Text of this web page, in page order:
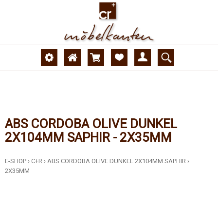
ABS CORDOBA OLIVE DUNKEL
2X104MM SAPHIR - 2X35MM
E-SHOP › C+R › ABS CORDOBA OLIVE DUNKEL 2X104MM SAPHIR ›
2X35MM